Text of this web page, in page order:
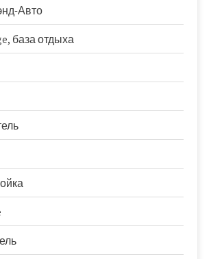
Авто
база отдыха